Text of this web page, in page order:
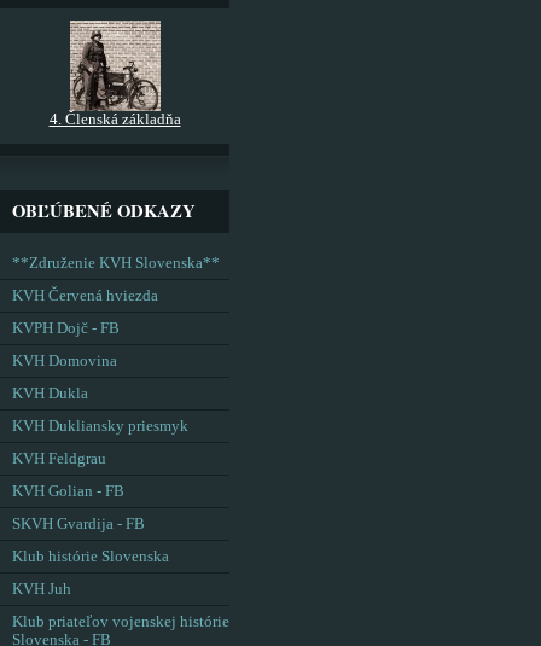
4. Členská základňa
OBĽÚBENÉ ODKAZY
**Združenie KVH Slovenska**
KVH Červená hviezda
KVPH Dojč - FB
KVH Domovina
KVH Dukla
KVH Dukliansky priesmyk
KVH Feldgrau
KVH Golian - FB
SKVH Gvardija - FB
Klub histórie Slovenska
KVH Juh
Klub priateľov vojenskej histórie
Slovenska - FB